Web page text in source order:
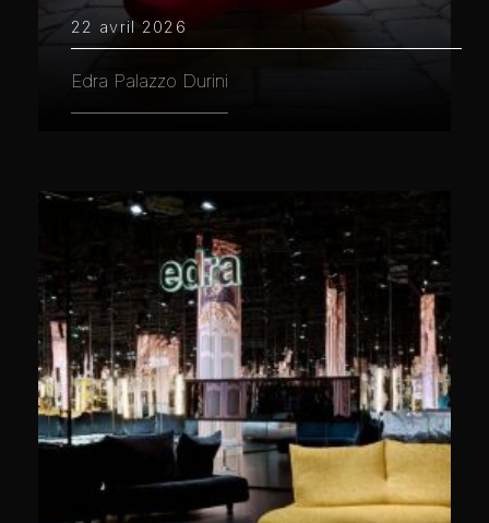
22 avril 2026
Edra Palazzo Durini